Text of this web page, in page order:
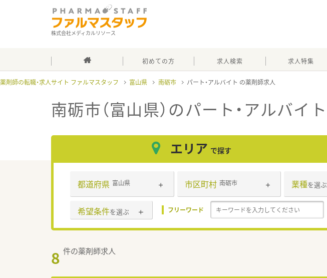
株式会社メディカルリソース
初めての方 求人検索 求人特集
薬剤師の転職・求人サイト ファルマスタッフ 富山県 南砺市 パート・アルバイト
南砺市（富山県）のパート・アルバイト
エリア で探す
都道府県 富山県 市区町村 南砺市 業種を選ぶ
希望条件を選ぶ フリーワード
8 件の薬剤師求人